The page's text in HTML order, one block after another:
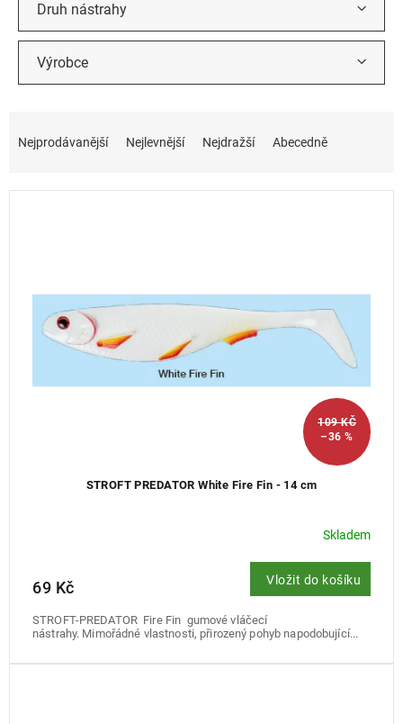
Nejprodávanější Nejlevnější Nejdražší Abecedně
Druh nástrahy
Výrobce
109 KČ
–36 %
STROFT PREDATOR White Fire Fin - 14 cm
Skladem
69 Kč Vložit do košíku
STROFT-PREDATOR Fire Fin gumové vláčecí
nástrahy. Mimořádné vlastnosti, přirozený pohyb napodobující...